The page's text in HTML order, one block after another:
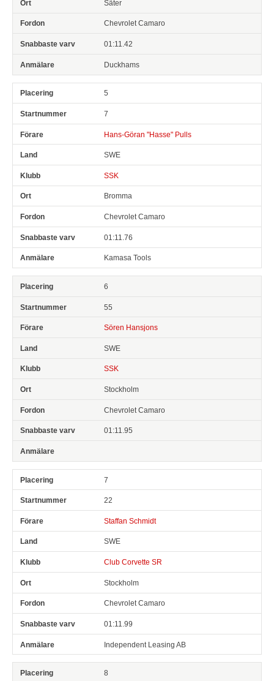
Säter
Chevrolet Camaro
01:11.42
Duckhams
5
7
Hans-Göran "Hasse" Pulls
SWE
SSK
Bromma
Chevrolet Camaro
01:11.76
Kamasa Tools
6
55
Sören Hansjons
SWE
SSK
Stockholm
Chevrolet Camaro
01:11.95
7
22
Staffan Schmidt
SWE
Club Corvette SR
Stockholm
Chevrolet Camaro
01:11.99
Independent Leasing AB
8